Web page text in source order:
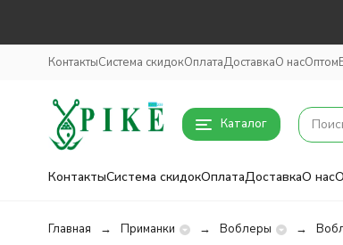
КонтактыСистема скидокОплатаДоставкаО насОптом
Каталог
КонтактыСистема скидокОплатаДоставкаО нас
Главная Приманки Воблеры